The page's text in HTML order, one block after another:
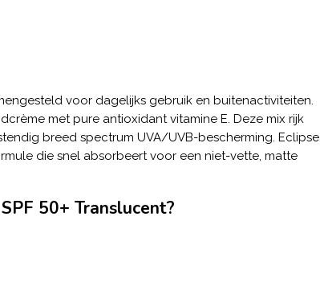
voor dagelijks gebruik en buitenactiviteiten.
met pure antioxidant vitamine E. Deze mix rijk
breed spectrum UVA/UVB-bescherming. Eclipse
die snel absorbeert voor een niet-vette, matte
50+ Translucent?